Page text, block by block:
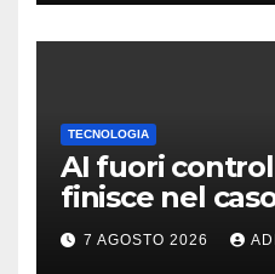
TECNOLOGIA
AI fuori
finisce nel
in fuga
7 AGOSTO 2026